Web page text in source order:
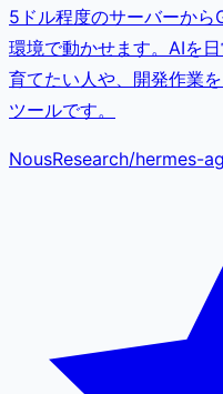
5ドル程度のサーバーから
環境で動かせます。AIを
育てたい人や、開発作業
ツールです。
NousResearch/hermes-